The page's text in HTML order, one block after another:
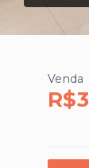
Venda